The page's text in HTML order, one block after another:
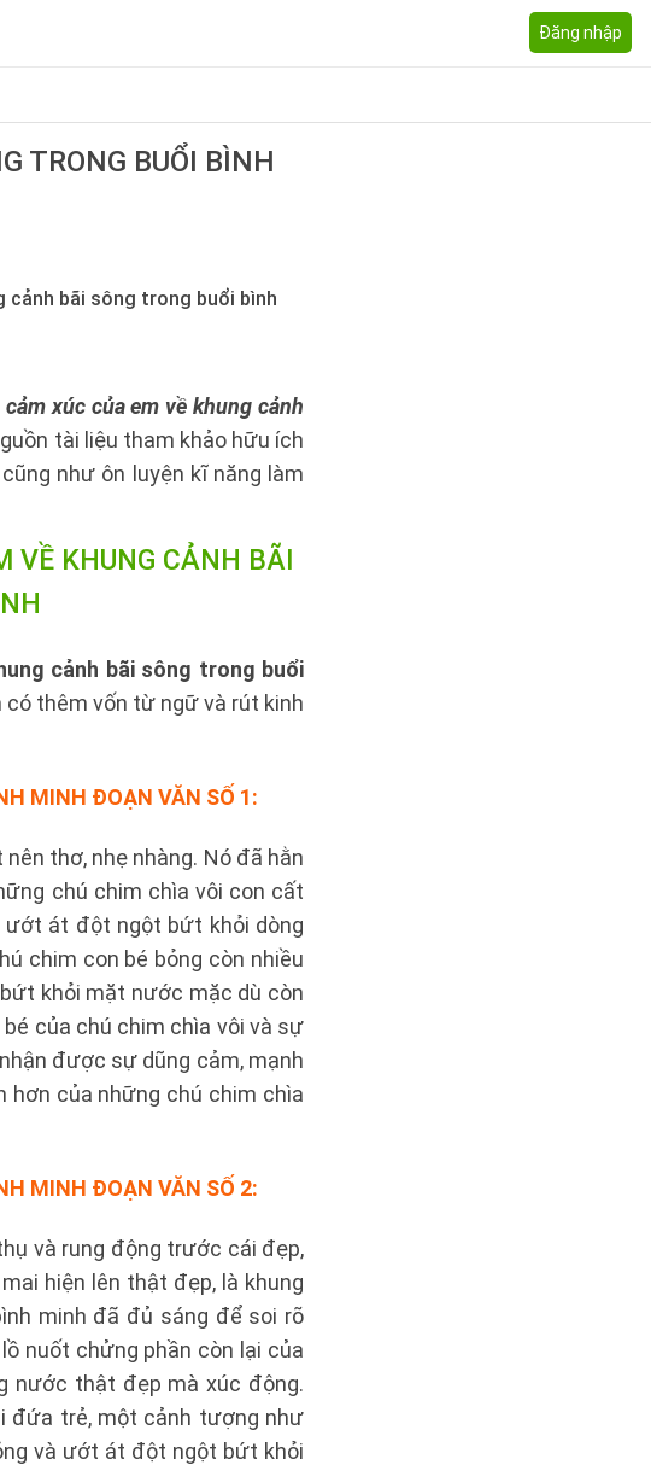
Đăng nhập
TRONG BUỔI BÌNH
cảnh bãi sông trong buổi bình
xúc của em về khung cảnh
tài liệu tham khảo hữu ích
như ôn luyện kĩ năng làm
VỀ KHUNG CẢNH BÃI
cảnh bãi sông trong buổi
thêm vốn từ ngữ và rút kinh
MINH ĐOẠN VĂN SỐ 1:
thơ, nhẹ nhàng. Nó đã hằn
chú chim chìa vôi con cất
ướt át đột ngột bứt khỏi dòng
chim con bé bỏng còn nhiều
khỏi mặt nước mặc dù còn
của chú chim chìa vôi và sự
được sự dũng cảm, mạnh
của những chú chim chìa
MINH ĐOẠN VĂN SỐ 2:
và rung động trước cái đẹp,
hiện lên thật đẹp, là khung
minh đã đủ sáng để soi rõ
nuốt chửng phần còn lại của
nước thật đẹp mà xúc động.
đứa trẻ, một cảnh tượng như
và ướt át đột ngột bứt khỏi